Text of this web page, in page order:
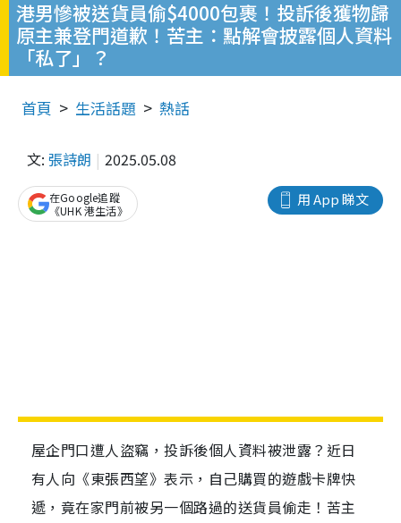
港男慘被送貨員偷$4000包裹！投訴後獲物歸
原主兼登門道歉！苦主：點解會披露個人資料
「私了」？
首頁 生活話題 熱話
文: 張詩朗 2025.05.08
用 App 睇文
在Google追蹤
《UHK 港生活》
屋企門口遭人盜竊，投訴後個人資料被泄露？近日
有人向《東張西望》表示，自己購買的遊戲卡牌快
遞，竟在家門前被另一個路過的送貨員偷走！苦主